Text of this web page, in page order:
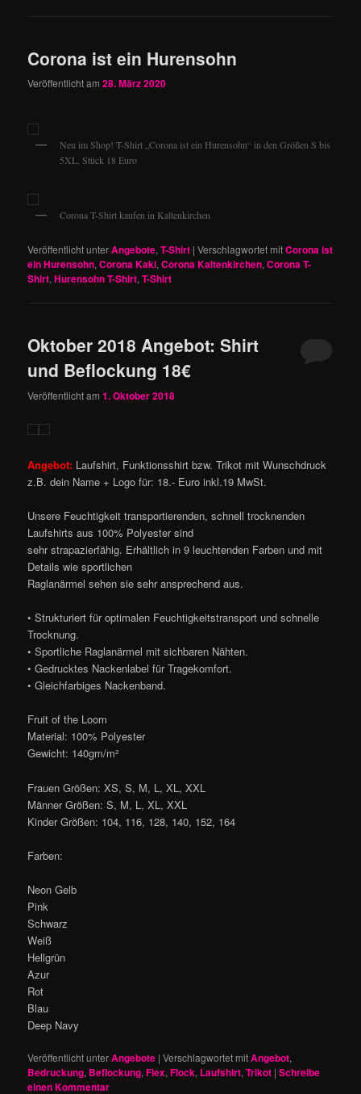
Corona ist ein Hurensohn
Veröffentlicht am28. März 2020
Neu im Shop! T-Shirt „Corona ist ein Hurensohn“ in den Größen S bis
5XL, Stück 18 Euro
Corona T-Shirt kaufen in Kaltenkirchen
Veröffentlicht unterAngebote,T-Shirt |Verschlagwortet mitCorona ist
ein Hurensohn,Corona Kaki,Corona Kaltenkirchen,Corona T-
Shirt,Hurensohn T-Shirt,T-Shirt
Oktober 2018 Angebot: Shirt
und Beflockung 18€
Veröffentlicht am1. Oktober 2018
Angebot: Laufshirt, Funktionsshirt bzw. Trikot mit Wunschdruck
z.B. dein Name + Logo für: 18.- Euro inkl.19 MwSt.
Unsere Feuchtigkeit transportierenden, schnell trocknenden
Laufshirts aus 100% Polyester sind
sehr strapazierfähig. Erhältlich in 9 leuchtenden Farben und mit
Details wie sportlichen
Raglanärmel sehen sie sehr ansprechend aus.
• Strukturiert für optimalen Feuchtigkeitstransport und schnelle
Trocknung.
• Sportliche Raglanärmel mit sichbaren Nähten.
• Gedrucktes Nackenlabel für Tragekomfort.
• Gleichfarbiges Nackenband.
Fruit of the Loom
Material: 100% Polyester
Gewicht: 140gm/m²
Frauen Größen: XS, S, M, L, XL, XXL
Männer Größen: S, M, L, XL, XXL
Kinder Größen: 104, 116, 128, 140, 152, 164
Farben:
Neon Gelb
Pink
Schwarz
Weiß
Hellgrün
Azur
Rot
Blau
Deep Navy
Veröffentlicht unterAngebote |Verschlagwortet mitAngebot,
Bedruckung, Beflockung,Flex,Flock, Laufshirt,Trikot |Schreibe
einen Kommentar